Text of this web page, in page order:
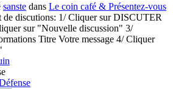
sanste dans Le coin café & Présentez-vous
de discutions: 1/ Cliquer sur DISCUTER
sur "Nouvelle discussion" 3/
Titre Votre message 4/ Cliquer